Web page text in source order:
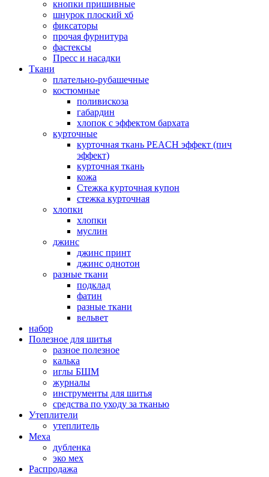
кнопки пришивные
шнурок плоский хб
фиксаторы
прочая фурнитура
фастексы
Пресс и насадки
Ткани
плательно-рубашечные
костюмные
поливискоза
габардин
хлопок с эффектом бархата
курточные
курточная ткань PEACH эффект (пич
эффект)
курточная ткань
кожа
Стежка курточная купон
стежка курточная
хлопки
хлопки
муслин
джинс
джинс принт
джинс однотон
разные ткани
подклад
фатин
разные ткани
вельвет
набор
Полезное для шитья
разное полезное
калька
иглы БШМ
журналы
инструменты для шитья
средства по уходу за тканью
Утеплители
утеплитель
Меха
дубленка
эко мех
Распродажа